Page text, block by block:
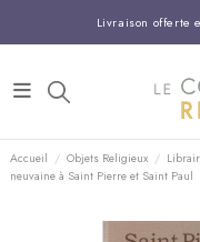
Livraison offerte
Entreprise
Support
Commandez
Accueil Objets Religieux
neuvaine à Saint Pierre et Saint Paul